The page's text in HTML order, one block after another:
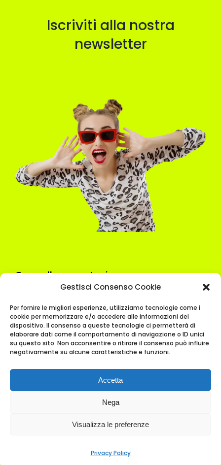
Gestisci Consenso Cookie
Per fornire le migliori esperienze, utilizziamo tecnologie come i
cookie per memorizzare e/o accedere alle informazioni del
dispositivo. Il consenso a queste tecnologie ci permetterà di
elaborare dati come il comportamento di navigazione o ID unici
su questo sito. Non acconsentire o ritirare il consenso può influire
negativamente su alcune caratteristiche e funzioni.
Accetta
Nega
Visualizza le preferenze
Privacy Policy
VACANZA SENZA PENSIERI
Iscriviti alla nostra
newsletter
Cancella prenotazione
Cookie notice
Privacy policy
Credits
CIN:IT022153A1WYFGO7CV
MIGLIORE E IL PARCHEGGIO GRATUITO